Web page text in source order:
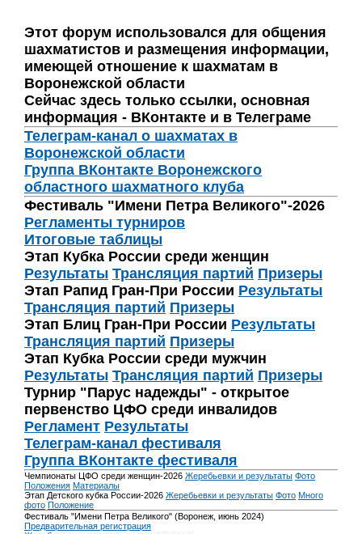
Этот форум использовался для общения
шахматистов и размещения информации,
имеющей отношение к шахматам в
Воронежской области
Сейчас здесь только ссылки, основная
информация - ВКонтакте и в Телеграме
Телеграм-канал о шахматах в
Воронежской области
Группа ВКонтакте Воронежского
областного шахматного клуба
Фестиваль "Имени Петра Великого"-2026
Регламенты турниров
Итоговые таблицы
Этап Кубка России среди женщин
Результаты Трансляция партий Призеры
Этап Рапид Гран-При России Результаты
Трансляция партий Призеры
Этап Блиц Гран-При России Результаты
Трансляция партий Призеры
Этап Кубка России среди мужчин
Результаты Трансляция партий Призеры
Турнир "Парус надежды" - открытое
первенство ЦФО среди инвалидов
Регламент Результаты
Телеграм-канал фестиваля
Группа ВКонтакте фестиваля
Чемпионаты ЦФО среди женщин-2026 Жеребьевки и результаты Фото
Положения Материалы
Этап Детского кубка России-2026 Жеребьевки и результаты Фото Много
фото Положение
Фестиваль "Имени Петра Великого" (Воронеж, июнь 2024)
Предварительная регистрация